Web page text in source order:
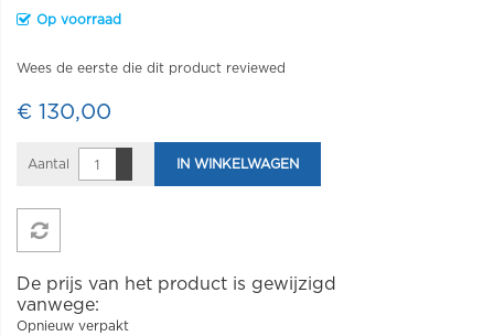
Op voorraad
Wees de eerste die dit product reviewed
€ 130,00
Aantal IN WINKELWAGEN
De prijs van het product is gewijzigd
vanwege:
Opnieuw verpakt